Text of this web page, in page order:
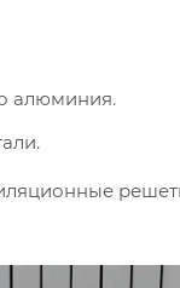
алюминия.